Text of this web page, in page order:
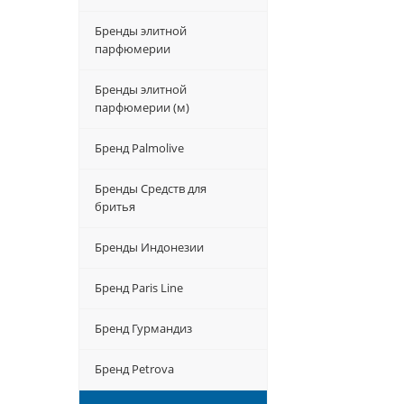
Бренды элитной
парфюмерии
Бренды элитной
парфюмерии (м)
Бренд Palmolive
Бренды Средств для
бритья
Бренды Индонезии
Бренд Paris Line
Бренд Гурмандиз
Бренд Petrova